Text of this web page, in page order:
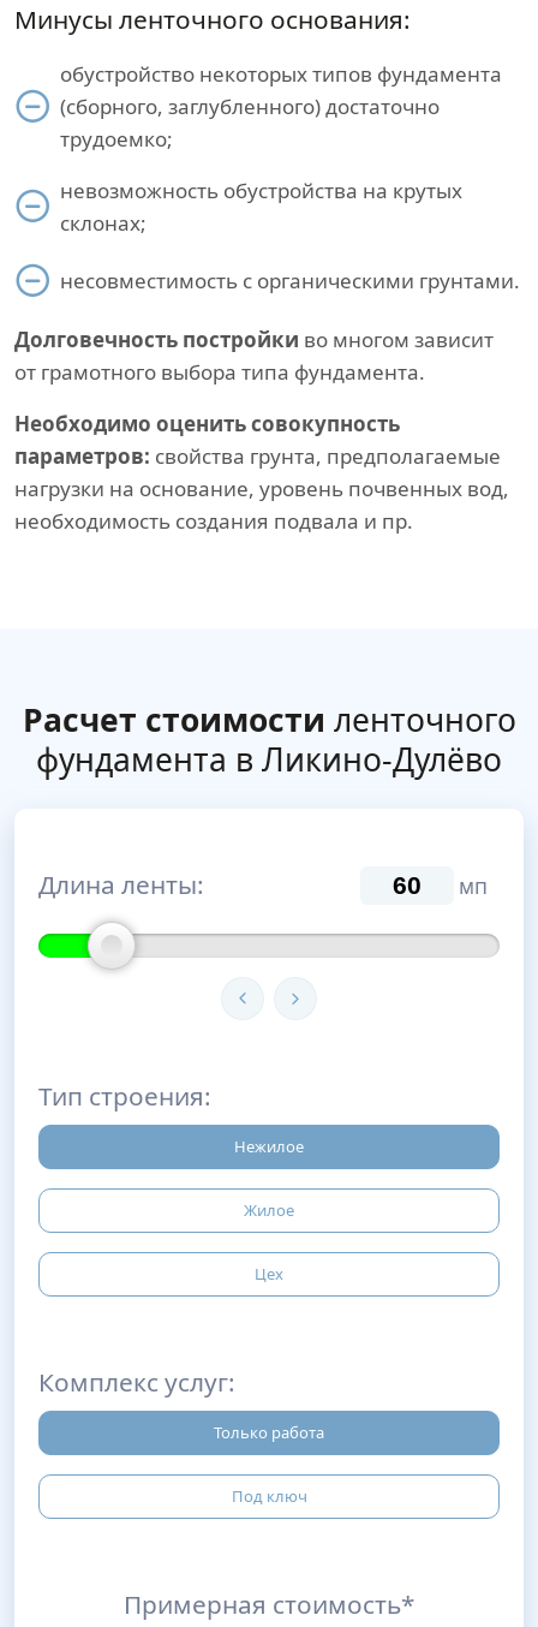
Минусы ленточного основания:
обустройство некоторых типов фундамента
(сборного, заглубленного) достаточно
трудоемко;
невозможность обустройства на крутых
склонах;
несовместимость с органическими грунтами.
Долговечность постройки во многом зависит
от грамотного выбора типа фундамента.
Необходимо оценить совокупность
параметров: свойства грунта, предполагаемые
нагрузки на основание, уровень почвенных вод,
необходимость создания подвала и пр.
Расчет стоимости ленточного
фундамента в Ликино-Дулёво
Длина ленты: мп
Тип строения:
Нежилое
Жилое
Цех
Комплекс услуг:
Только работа
Под ключ
Примерная стоимость*